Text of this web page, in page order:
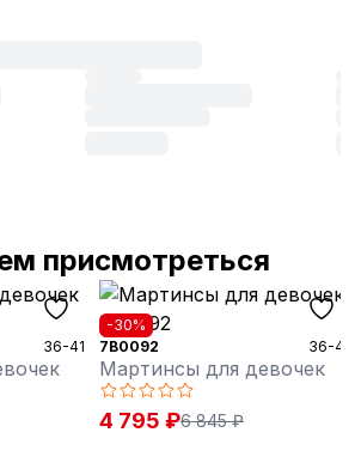
присмотреться
36-41
-30%
7B0092
36-41
Мартинсы для девочек
4 795 ₽6 845 ₽